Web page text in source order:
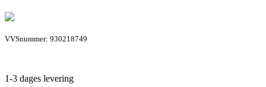
VVSnummer: 930218749
1-3 dages levering